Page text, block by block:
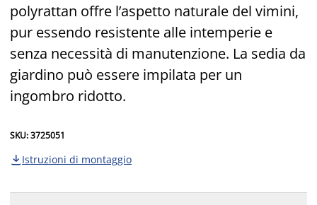
polyrattan offre l’aspetto naturale del vimini,
pur essendo resistente alle intemperie e
senza necessità di manutenzione. La sedia da
giardino può essere impilata per un
ingombro ridotto.
SKU: 3725051
 Istruzioni di montaggio